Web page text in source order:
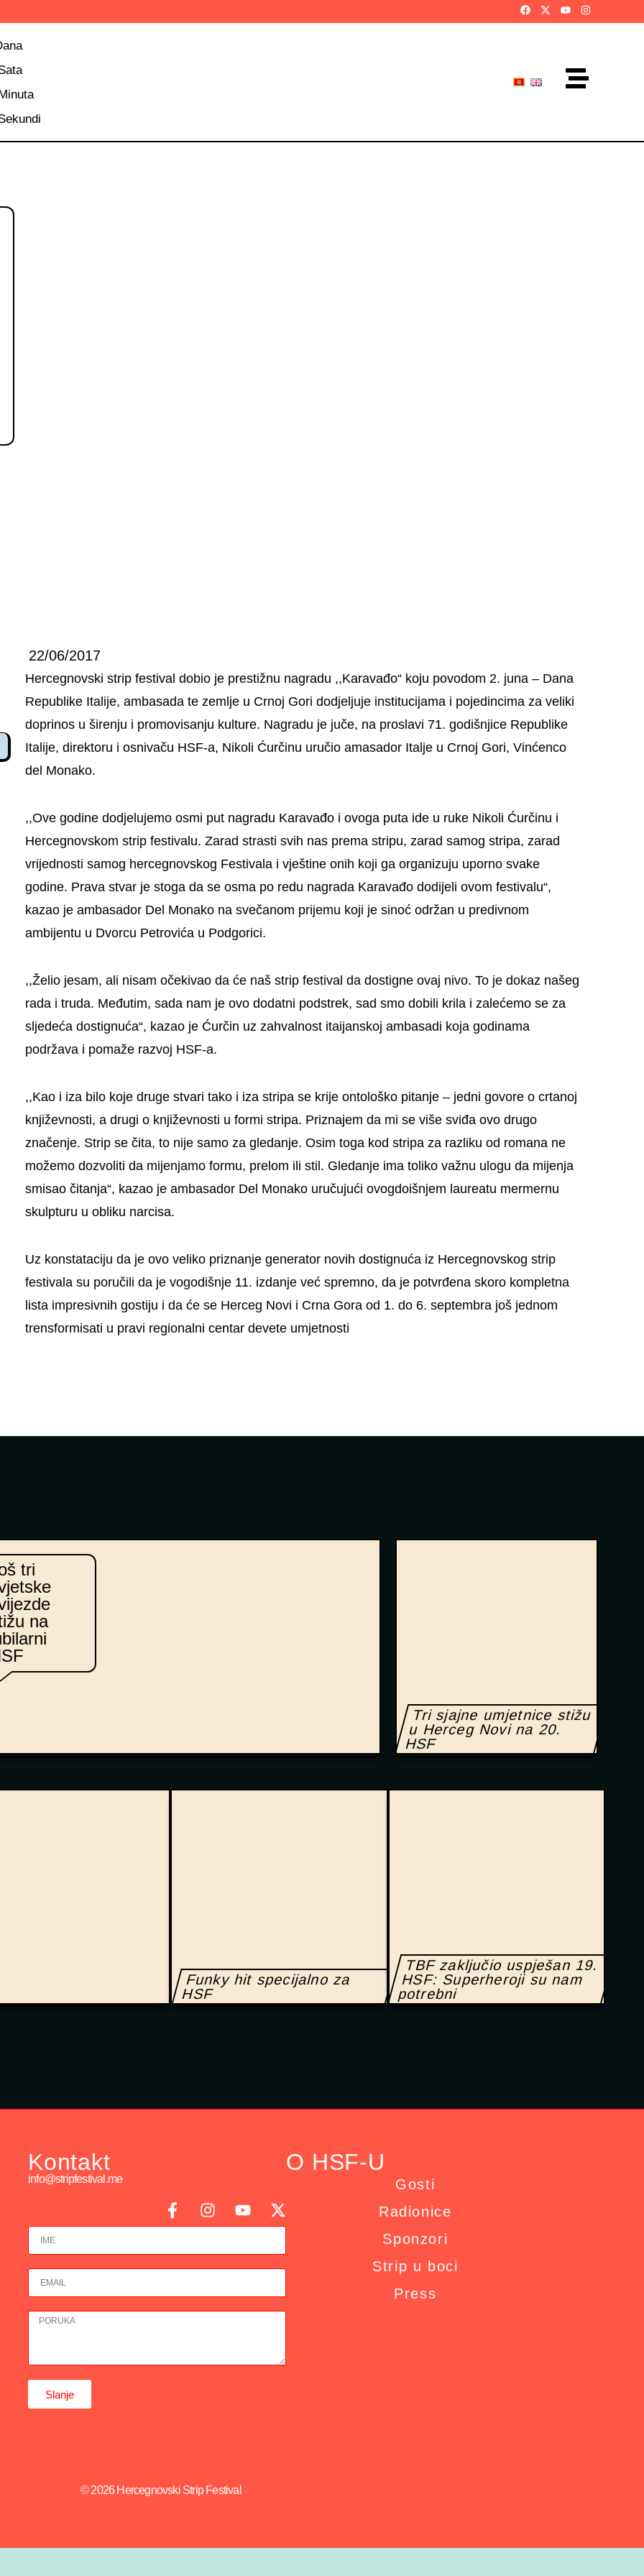
22/06/2017
Hercegnovski strip festival dobio je prestižnu nagradu ,,Karavađo“ koju povodom 2. juna – Dana
Republike Italije, ambasada te zemlje u Crnoj Gori dodjeljuje institucijama i pojedincima za veliki
doprinos u širenju i promovisanju kulture. Nagradu je juče, na proslavi 71. godišnjice Republike
Italije, direktoru i osnivaču HSF-a, Nikoli Ćurčinu uručio amasador Italje u Crnoj Gori, Vinćenco
del Monako.
,,Ove godine dodjelujemo osmi put nagradu Karavađo i ovoga puta ide u ruke Nikoli Ćurčinu i
Hercegnovskom strip festivalu. Zarad strasti svih nas prema stripu, zarad samog stripa, zarad
vrijednosti samog hercegnovskog Festivala i vještine onih koji ga organizuju uporno svake
godine. Prava stvar je stoga da se osma po redu nagrada Karavađo dodijeli ovom festivalu“,
kazao je ambasador Del Monako na svečanom prijemu koji je sinoć održan u predivnom
ambijentu u Dvorcu Petrovića u Podgorici.
,,Želio jesam, ali nisam očekivao da će naš strip festival da dostigne ovaj nivo. To je dokaz našeg
rada i truda. Međutim, sada nam je ovo dodatni podstrek, sad smo dobili krila i zalećemo se za
sljedeća dostignuća“, kazao je Ćurčin uz zahvalnost itaijanskoj ambasadi koja godinama
podržava i pomaže razvoj HSF-a.
,,Kao i iza bilo koje druge stvari tako i iza stripa se krije ontološko pitanje – jedni govore o crtanoj
književnosti, a drugi o književnosti u formi stripa. Priznajem da mi se više sviđa ovo drugo
značenje. Strip se čita, to nije samo za gledanje. Osim toga kod stripa za razliku od romana ne
možemo dozvoliti da mijenjamo formu, prelom ili stil. Gledanje ima toliko važnu ulogu da mijenja
smisao čitanja“, kazao je ambasador Del Monako uručujući ovogdoišnjem laureatu mermernu
skulpturu u obliku narcisa.
Uz konstataciju da je ovo veliko priznanje generator novih dostignuća iz Hercegnovskog strip
festivala su poručili da je vogodišnje 11. izdanje već spremno, da je potvrđena skoro kompletna
lista impresivnih gostiju i da će se Herceg Novi i Crna Gora od 1. do 6. septembra još jednom
trensformisati u pravi regionalni centar devete umjetnosti
tri
na
Tri sjajne umjetnice stižu
u Herceg Novi na 20.
HSF
Funky hit specijalno za
HSF
TBF zaključio uspješan 19.
HSF: Superheroji su nam
potrebni
Kontakt
info@stripfestival.me
Slanje
O HSF-U
Gosti
Radionice
Sponzori
Strip u boci
Press
© 2026 Hercegnovski Strip Festival